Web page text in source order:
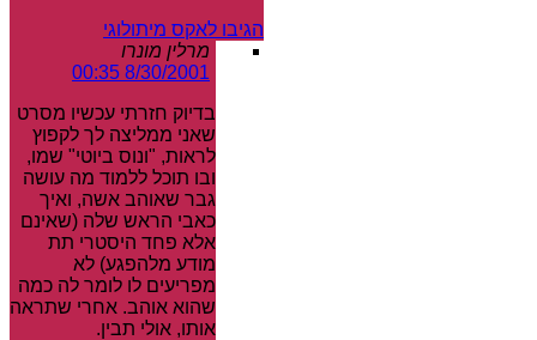
הגיבו לאקס מיתולוגי
מרלין מונרו
8/30/2001 00:35
בדיוק חזרתי עכשיו מסרט
שאני ממליצה לך לקפוץ
לראות, "ונוס ביוטי" שמו,
ובו תוכל ללמוד מה עושה
גבר שאוהב אשה, ואיך
כאבי הראש שלה (שאינם
אלא פחד היסטרי תת
מודע מלהפגע) לא
מפריעים לו לומר לה כמה
שהוא אוהב. אחרי שתראה
אותו, אולי תבין.